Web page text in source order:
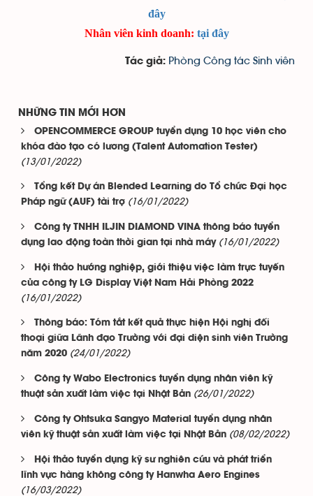
đây
Nhân viên kinh doanh: tại đây
Tác giả: Phòng Công tác Sinh viên
NHỮNG TIN MỚI HƠN
OPENCOMMERCE GROUP tuyển dụng 10 học viên cho
khóa đào tạo có lương (Talent Automation Tester)
(13/01/2022)
Tổng kết Dự án Blended Learning do Tổ chức Đại học
Pháp ngữ (AUF) tài trợ (16/01/2022)
Công ty TNHH ILJIN DIAMOND VINA thông báo tuyển
dụng lao động toàn thời gian tại nhà máy (16/01/2022)
Hội thảo hướng nghiệp, giới thiệu việc làm trực tuyến
của công ty LG Display Việt Nam Hải Phòng 2022
(16/01/2022)
Thông báo: Tóm tắt kết quả thực hiện Hội nghị đối
thoại giữa Lãnh đạo Trường với đại diện sinh viên Trường
năm 2020 (24/01/2022)
Công ty Wabo Electronics tuyển dụng nhân viên kỹ
thuật sản xuất làm việc tại Nhật Bản (26/01/2022)
Công ty Ohtsuka Sangyo Material tuyển dụng nhân
viên kỹ thuật sản xuất làm việc tại Nhật Bản (08/02/2022)
Hội thảo tuyển dụng kỹ sư nghiên cứu và phát triển
lĩnh vực hàng không công ty Hanwha Aero Engines
(16/03/2022)